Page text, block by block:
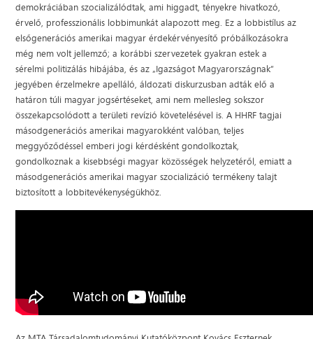
demokráciában szocializálódtak, ami higgadt, tényekre hivatkozó,
érvelő, professzionális lobbimunkát alapozott meg. Ez a lobbistílus az
elsőgenerációs amerikai magyar érdekérvényesítő próbálkozásokra
még nem volt jellemző; a korábbi szervezetek gyakran estek a
sérelmi politizálás hibájába, és az „Igazságot Magyarországnak”
jegyében érzelmekre apelláló, áldozati diskurzusban adták elő a
határon túli magyar jogsértéseket, ami nem mellesleg sokszor
összekapcsolódott a területi revízió követelésével is. A HHRF tagjai
másodgenerációs amerikai magyarokként valóban, teljes
meggyőződéssel emberi jogi kérdésként gondolkoztak,
gondolkoznak a kisebbségi magyar közösségek helyzetéről, emiatt a
másodgenerációs amerikai magyar szocializáció termékeny talajt
biztosított a lobbitevékenységükhöz.